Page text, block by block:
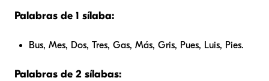
Palabras de 1 sílaba:
Bus, Mes, Dos, Tres, Gas, Más, Gris, Pues, Luis, Pies.
Palabras de 2 sílabas: